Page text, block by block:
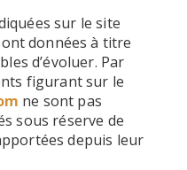
sur le site
données à titre
d’évoluer. Par
figurant sur le
ne sont pas
sous réserve de
depuis leur